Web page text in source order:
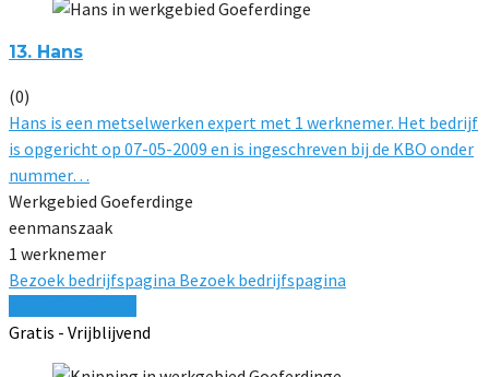
13. Hans
(0)
Hans is een metselwerken expert met 1 werknemer. Het bedrijf
is opgericht op 07-05-2009 en is ingeschreven bij de KBO onder
nummer…
Werkgebied Goeferdinge
eenmanszaak
1 werknemer
Bezoek bedrijfspagina Bezoek bedrijfspagina
Gratis - Vrijblijvend